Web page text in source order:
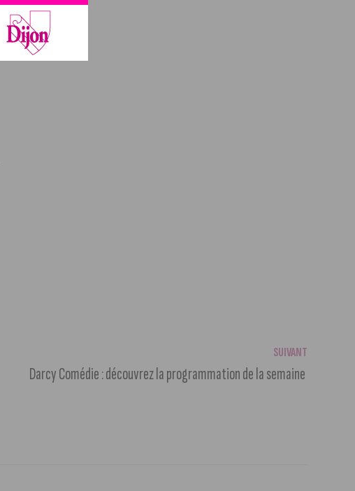
SUIVANT
Darcy Comédie : découvrez la programmation de la semaine